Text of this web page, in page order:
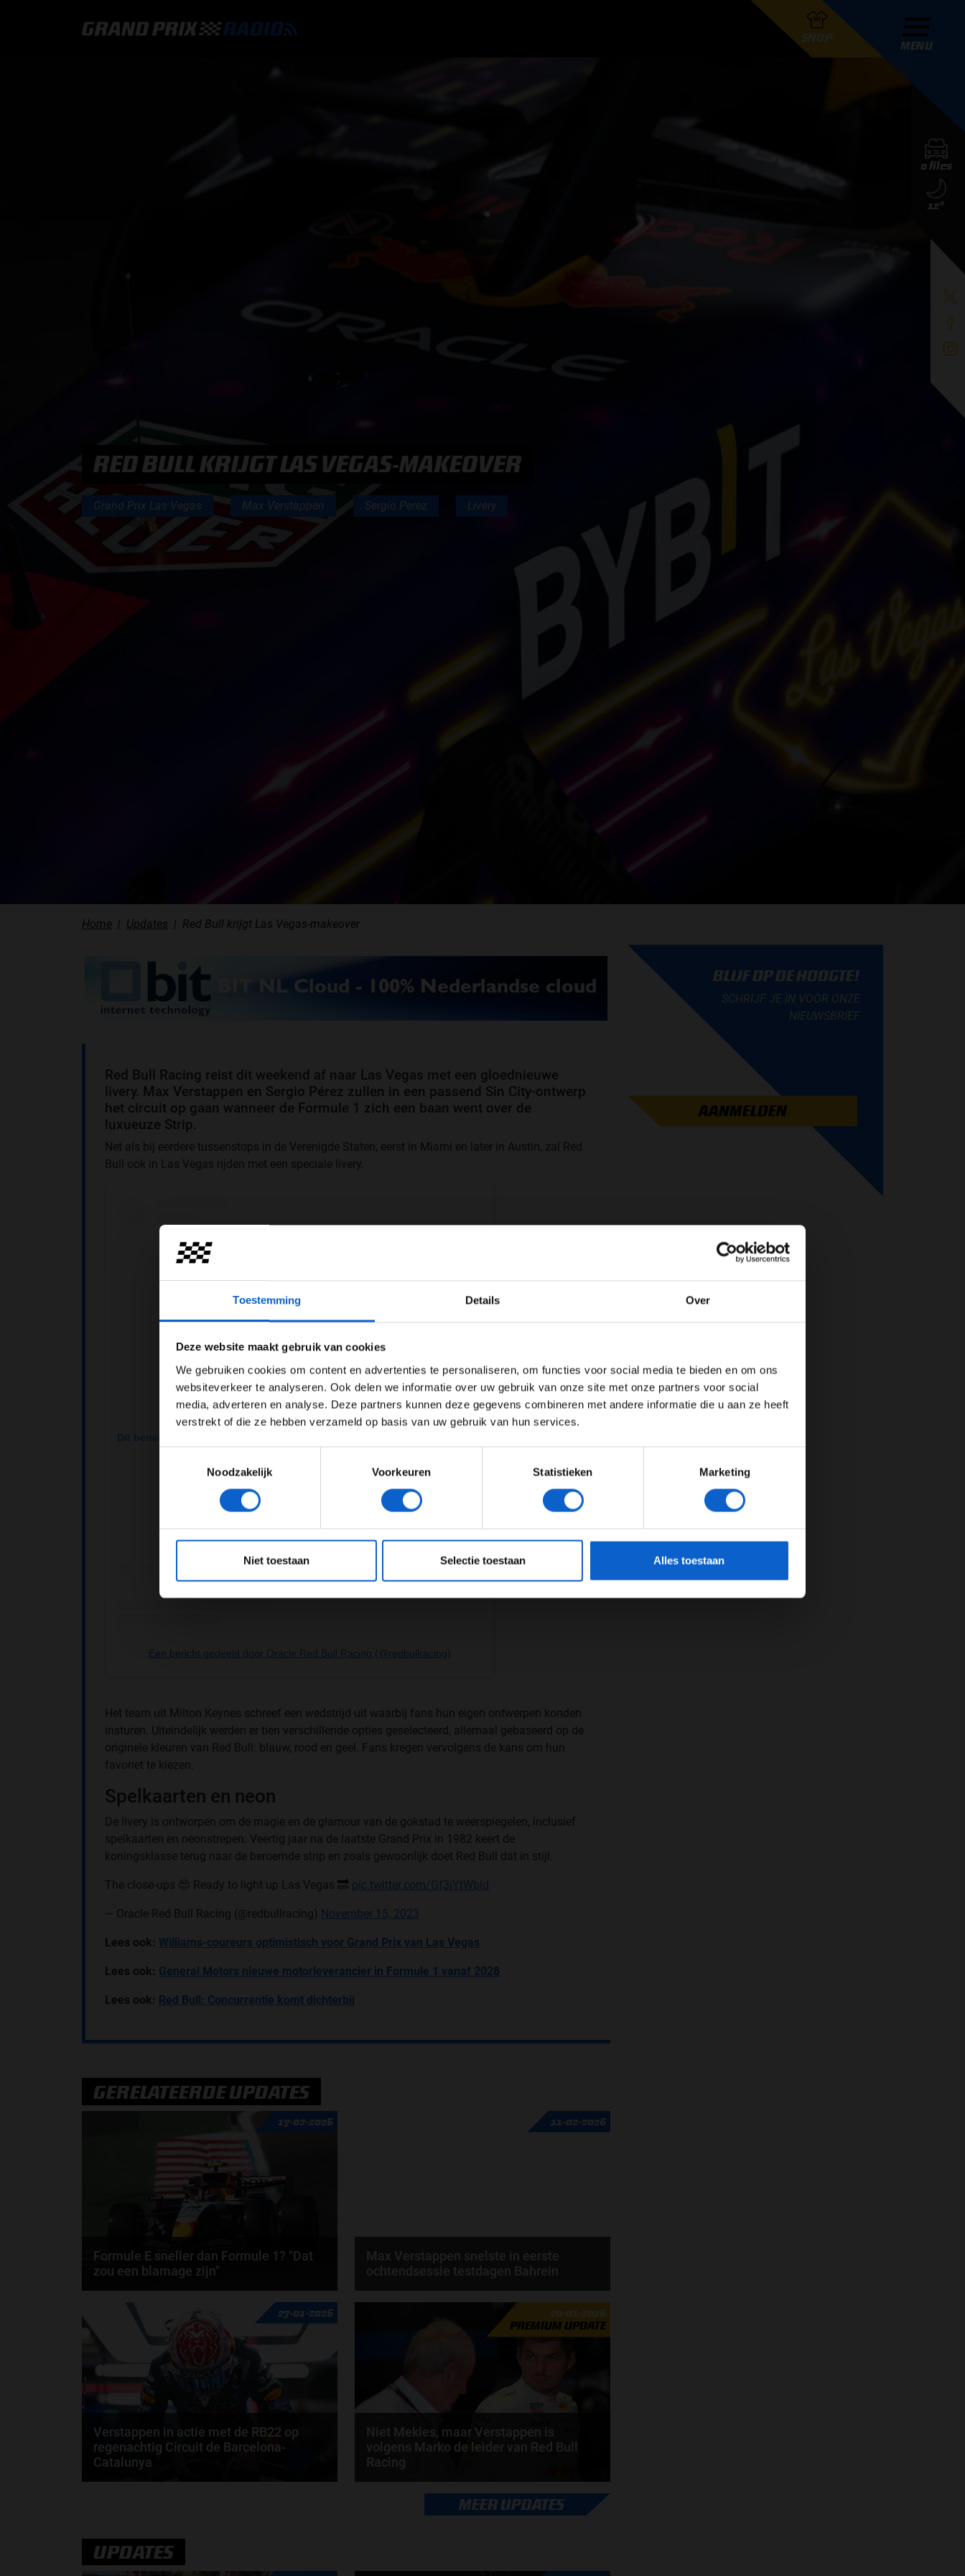
Toestemming Details Over
Deze website maakt gebruik van cookies
We gebruiken cookies om content en advertenties te personaliseren, om functies voor social media te bieden en om ons
websiteverkeer te analyseren. Ook delen we informatie over uw gebruik van onze site met onze partners voor social
media, adverteren en analyse. Deze partners kunnen deze gegevens combineren met andere informatie die u aan ze heeft
verstrekt of die ze hebben verzameld op basis van uw gebruik van hun services.
Noodzakelijk
Voorkeuren Statistieken Marketing
Niet toestaan Selectie toestaan Alles toestaan
SHOP
MENU
0 files
12°
RED BULL KRIJGT LAS VEGAS-MAKEOVER
Grand Prix Las Vegas Max Verstappen Sergio Perez Livery
Home Updates Red Bull krijgt Las Vegas-makeover
Red Bull Racing reist dit weekend af naar Las Vegas met een gloednieuwe
livery. Max Verstappen en Sergio Pérez zullen in een passend Sin City-ontwerp
het circuit op gaan wanneer de Formule 1 zich een baan went over de
luxueuze Strip.
Net als bij eerdere tussenstops in de Verenigde Staten, eerst in Miami en later in Austin, zal Red
Bull ook in Las Vegas rijden met een speciale livery.
Dit bericht op Instagram bekijken
Een bericht gedeeld door Oracle Red Bull Racing (@redbullracing)
Het team uit Milton Keynes schreef een wedstrijd uit waarbij fans hun eigen ontwerpen konden
insturen. Uiteindelijk werden er tien verschillende opties geselecteerd, allemaal gebaseerd op de
originele kleuren van Red Bull: blauw, rood en geel. Fans kregen vervolgens de kans om hun
favoriet te kiezen.
Spelkaarten en neon
De livery is ontworpen om de magie en de glamour van de gokstad te weerspiegelen, inclusief
spelkaarten en neonstrepen. Veertig jaar na de laatste Grand Prix in 1982 keert de
koningsklasse terug naar de beroemde strip en zoals gewoonlijk doet Red Bull dat in stijl.
The close-ups 😍 Ready to light up Las Vegas 🔜 pic.twitter.com/Gf3iYtWbld
— Oracle Red Bull Racing (@redbullracing) November 15, 2023
Lees ook: Williams-coureurs optimistisch voor Grand Prix van Las Vegas
Lees ook: General Motors nieuwe motorleverancier in Formule 1 vanaf 2028
Lees ook: Red Bull: Concurrentie komt dichterbij
GERELATEERDE UPDATES
17-02-2026
Formule E sneller dan Formule 1? "Dat
zou een blamage zijn"
Volgens voormalig Formule E-kampioen Lucas di
Grassi zijn Formule E-auto’s binnen een paar jaar
op...
11-02-2026
Max Verstappen snelste in eerste
ochtendsessie testdagen Bahrein
Max Verstappen heeft de ochtendsessie van de
eerste testdag in Bahrein als snelste afgesloten...
27-01-2026
Verstappen in actie met de RB22 op
regenachtig Circuit de Barcelona-
Catalunya
doorJarlo van der Vloed
20-01-2026
PREMIUM UPDATE
Niet Mekies, maar Verstappen is
volgens Marko de leider van Red Bull
Racing
Volgens Helmut Marko is Max Verstappen nu
praktisch de leider van Red Bull Racing. Dat gaf de...
MEER UPDATES
UPDATES
BLIJF OP DE HOOGTE!
SCHRIJF JE IN VOOR ONZE
NIEUWSBRIEF
AANMELDEN
PROGRAMMERING
PODCAST AUTOSPORT AAN TAFEL
MAX VERSTAPPEN
AANMELDEN NIEUWSBRIEF
Advertentie instellingen
Toon alle alcoholische drankenadvertenties (18+)
Toon alle kansspelenadvertenties (24+)
JONGER DAN 24 24 JAAR OF OUDER
*Raadpleeg onsprivacybeleidvoor meer informatie over gegevensgebruik en -bescherming.